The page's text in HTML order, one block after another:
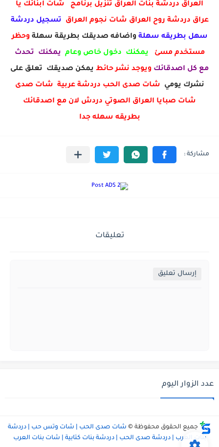
العراق دردشة بنات العراق تنزيل برنامج شات ابنائك يا
عراق دردشة روح العراق شات نجوم العراق تسجيل دردشة
سهل بطريقه سهلة واضافه صديقك بطريقة سهلة وحظر
مستخدم مسئ يمكنك دخول خاص وعام يمكنك تحدث
مع كل اصدقائك ويوجد نشر حائط يمكن صديقك تعلق على
نشرك يومي شات صدى الحب دردشة عربية شات صدى
شات صبايا العراق الصوتي دردش لان مع اصدقائك
بطريقه سهله جدا
تعليقات
إرسال تعليق
عدد الزوار اليوم
جميع الحقوق محفوظة © شات صدى الحب | شات وتس حب | دردشة
بنات العرب | دردشة صدى الحب | دردشة بنات كتابية | شات بنات العرب